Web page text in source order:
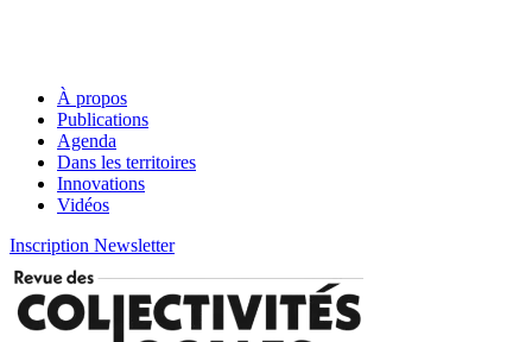
À propos
Publications
Agenda
Dans les territoires
Innovations
Vidéos
Inscription Newsletter